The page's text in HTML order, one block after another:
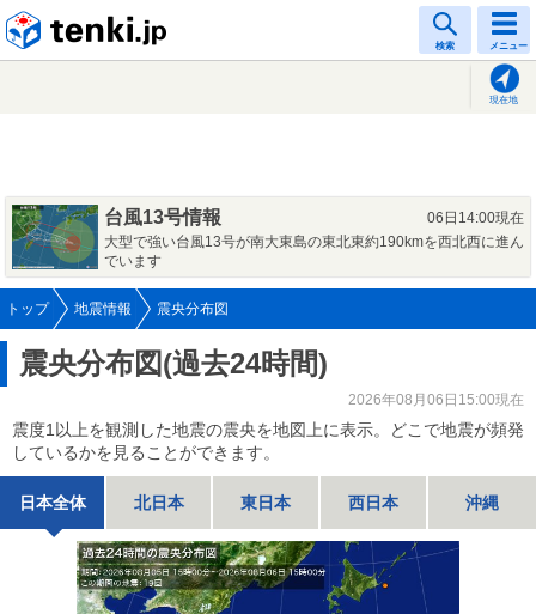
検索 メニュー
現在地
台風13号情報
06日14:00現在
大型で強い台風13号が南大東島の東北東約190kmを西北西に進ん
でいます
トップ 地震情報 震央分布図
震央分布図(過去24時間)
2026年08月06日15:00現在
震度1以上を観測した地震の震央を地図上に表示。どこで地震が頻発
しているかを見ることができます。
日本全体 北日本 東日本 西日本 沖縄